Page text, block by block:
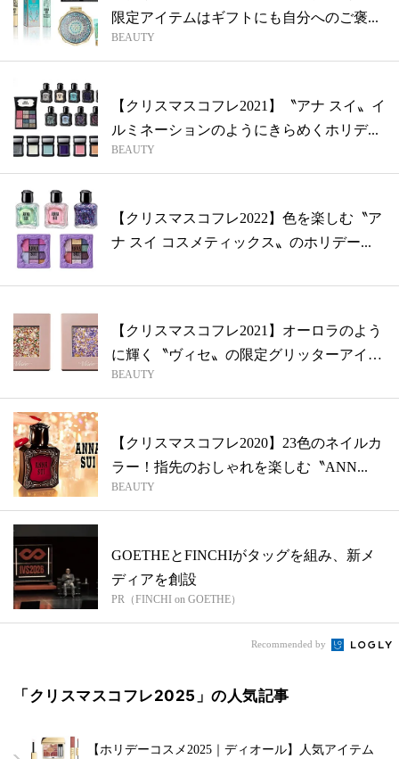
限定アイテムはギフトにも自分へのご褒...
BEAUTY
【クリスマスコフレ2021】〝アナ スイ〟イ
ルミネーションのようにきらめくホリデ...
BEAUTY
【クリスマスコフレ2022】色を楽しむ〝ア
ナ スイ コスメティックス〟のホリデー...
【クリスマスコフレ2021】オーロラのよう
に輝く〝ヴィセ〟の限定グリッターアイ
シ...
BEAUTY
【クリスマスコフレ2020】23色のネイルカ
ラー！指先のおしゃれを楽しむ〝ANN...
BEAUTY
GOETHEとFINCHIがタッグを組み、新メ
ディアを創設
PR（FINCHI on GOETHE）
Recommended by
「クリスマスコフレ2025」の人気記事
【ホリデーコスメ2025｜ディオール】人気アイテム